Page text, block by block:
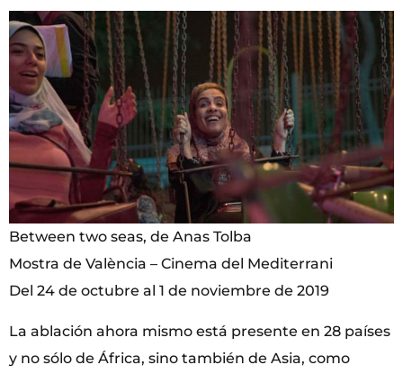
Between two seas, de Anas Tolba
Mostra de València – Cinema del Mediterrani
Del 24 de octubre al 1 de noviembre de 2019
La ablación ahora mismo está presente en 28 países
y no sólo de África, sino también de Asia, como